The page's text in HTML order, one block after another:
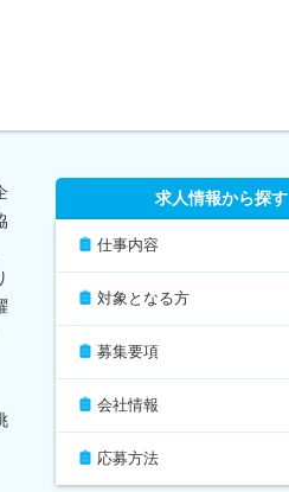
求人情報から探す
仕事内容
対象となる方
募集要項
会社情報
応募方法